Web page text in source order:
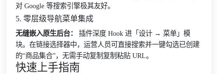
对 Google 等搜索引擎极其友好。
5. 零层级导航菜单集成
无缝嵌入原生后台：
插件深度 Hook 进「设计 → 菜单」模
块。在链接选择器中，运营人员可直接搜索并一键勾选已创建
的“商品集合”，无需手动复制复制粘贴 URL。
快速上手指南